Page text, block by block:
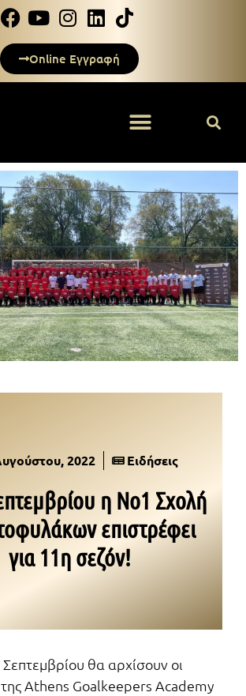
Online Εγγραφή
2022 Ειδήσεις
η Νο1 Σχολή
επιστρέφει
για 11η σεζόν!
θα αρχίσουν οι
Athens Goalkeepers Academy